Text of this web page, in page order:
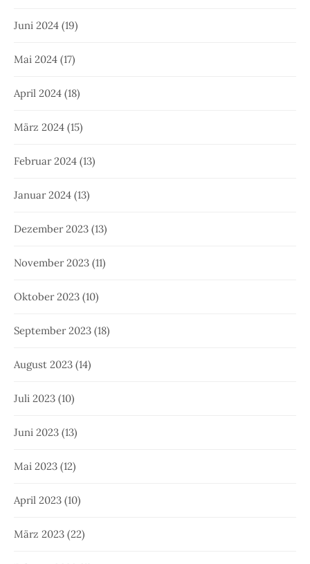
Juni 2024 (19)
Mai 2024 (17)
April 2024 (18)
März 2024 (15)
Februar 2024 (13)
Januar 2024 (13)
Dezember 2023 (13)
November 2023 (11)
Oktober 2023 (10)
September 2023 (18)
August 2023 (14)
Juli 2023 (10)
Juni 2023 (13)
Mai 2023 (12)
April 2023 (10)
März 2023 (22)